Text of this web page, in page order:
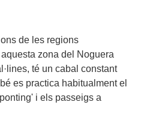
de les regions
zona del Noguera
té un cabal constant
es practica habitualment el
i els passeigs a